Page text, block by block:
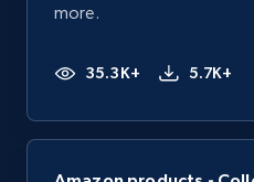
more.
35.3K+ 5.7K+